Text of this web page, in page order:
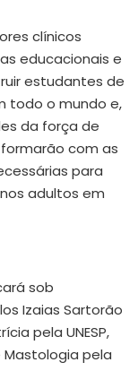
clínicos
educacionais e
estudantes de
todo o mundo e,
da força de
com as
para
adultos em
sob
Izaias Sartorão
pela UNESP,
pela